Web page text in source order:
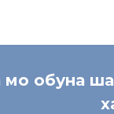
мо обуна